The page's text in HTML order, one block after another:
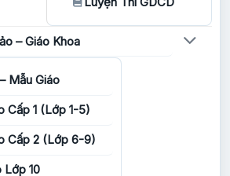
– Giáo Khoa
Mẫu Giáo
Cấp 1 (Lớp 1-5)
Cấp 2 (Lớp 6-9)
Lớp 10